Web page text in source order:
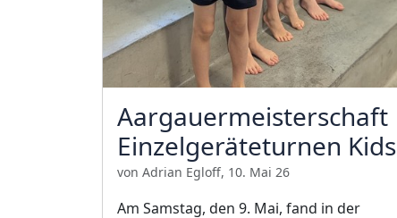
Aargauermeisterschaft
Einzelgeräteturnen Kids
von Adrian Egloff, 10. Mai 26
Am Samstag, den 9. Mai, fand in der